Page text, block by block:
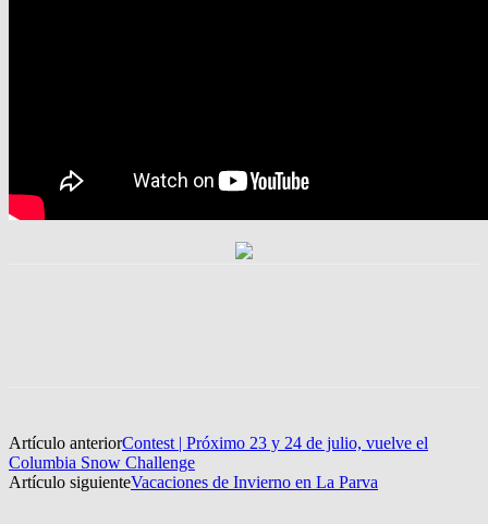
Artículo anteriorContest | Próximo 23 y 24 de julio, vuelve el
Columbia Snow Challenge
Artículo siguienteVacaciones de Invierno en La Parva